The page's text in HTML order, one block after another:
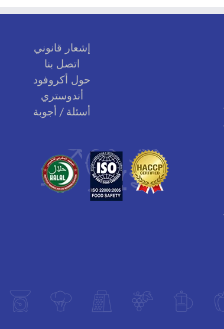
إشعار قانوني
اتصل بنا
حول أكروفود
أندوستري
أسئلة / أجوبة